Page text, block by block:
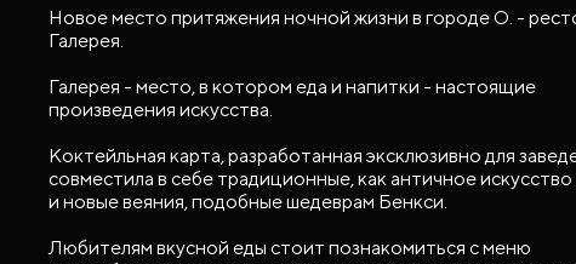
Новое место притяжения ночной жизни в городе О. -
Галерея.
Галерея - место, в котором еда и напитки - настоящие
произведения искусства.
Коктейльная карта, разработанная эксклюзивно для
совместила в себе традиционные, как античное искусство
и новые веяния, подобные шедеврам Бенкси.
Любителям вкусной еды стоит познакомиться с меню